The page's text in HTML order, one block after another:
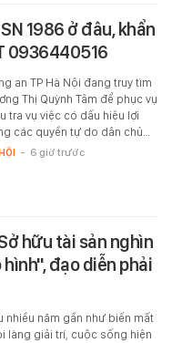
1986 ở đâu, khẩn
0936440516
an TP Hà Nội đang truy tìm
Thị Quỳnh Tâm để phục vụ
tra vụ việc có dấu hiệu lợi
các quyền tự do dân chủ…
- 6 giờ trước
hữu tài sản nghìn
đạo diễn phải
nhiều năm gần như biến mất
làng giải trí, cuộc sống hiện